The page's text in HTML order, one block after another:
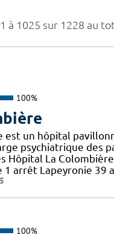
à 1025 sur 1228 au
100%
est un hôpital
psychiatrique des
Hôpital La
1 arrêt Lapeyronie 39
100%